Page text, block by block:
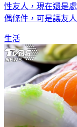
性友人，現在還是
偶條件，可是讓友
生活